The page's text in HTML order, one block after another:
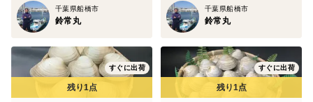
千葉県船橋市
鈴常丸
千葉県船橋市
鈴常丸
すぐに出荷 すぐに出荷